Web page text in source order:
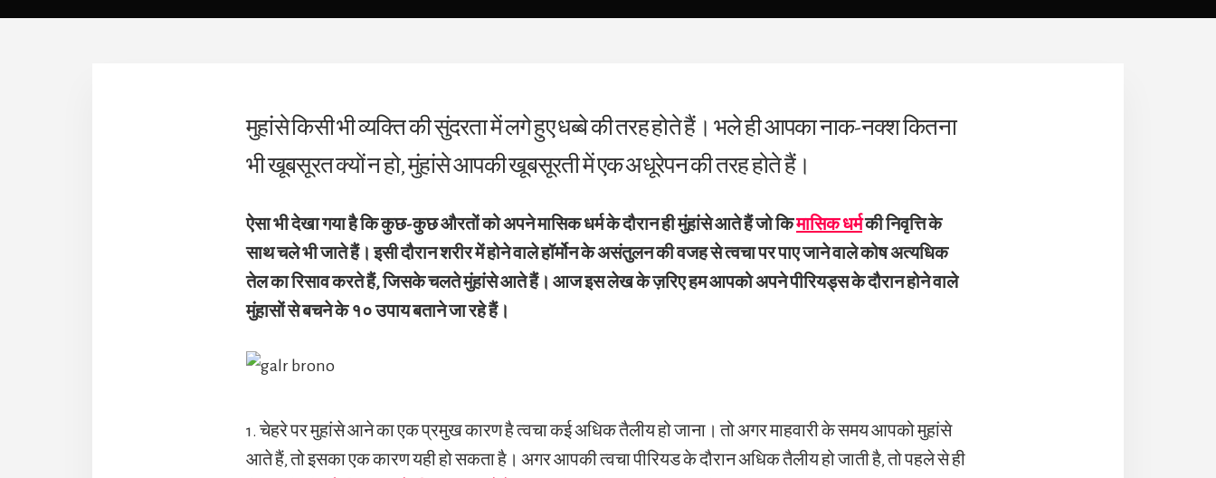
मुहांसे किसी भी व्यक्ति की सुंदरता में लगे हुए धब्बे की तरह होते हैं। भले ही आपका नाक-नक्श कितना
भी खूबसूरत क्यों न हो, मुंहांसे आपकी खूबसूरती में एक अधूरेपन की तरह होते हैं।
ऐसा भी देखा गया है कि कुछ-कुछ औरतों को अपने मासिक धर्म के दौरान ही मुंहांसे आते हैं जो किमासिक धर्मकी निवृत्ति के
साथ चले भी जाते हैं। इसी दौरान शरीर में होने वाले हॉर्मोन के असंतुलन की वजह से त्वचा पर पाए जाने वाले कोष अत्यधिक
तेल का रिसाव करते हैं, जिसके चलते मुंहांसे आते हैं। आज इस लेख के ज़रिए हम आपको अपने पीरियड्स के दौरान होने वाले
मुंहासों से बचने के १० उपाय बताने जा रहे हैं।
1. चेहरे पर मुहांसे आने का एक प्रमुख कारण है त्वचा कई अधिक तैलीय हो जाना। तो अगर माहवारी के समय आपको मुहांसे
आते हैं, तो इसका एक कारण यही हो सकता है। अगर आपकी त्वचा पीरियड के दौरान अधिक तैलीय हो जाती है, तो पहले से ही